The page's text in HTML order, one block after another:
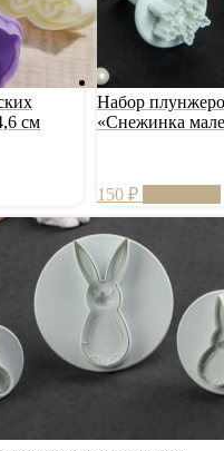
см
Набор
«Снежинка
150 ₽